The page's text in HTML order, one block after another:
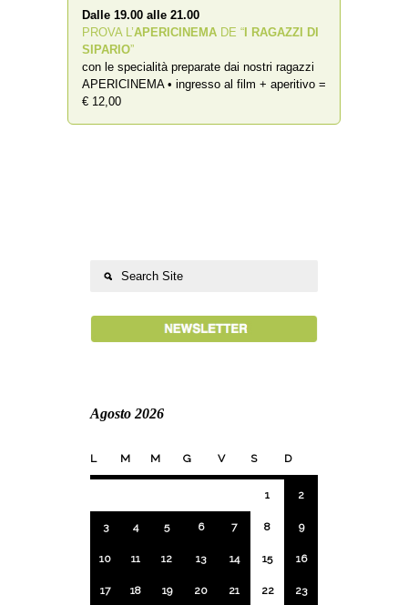
Dalle 19.00 alle 21.00
PROVA L’APERICINEMA DE “ I RAGAZZI DI
SIPARIO”
con le specialità preparate dai nostri ragazzi
APERICINEMA • ingresso al film + aperitivo =
€ 12,00
Agosto 2026
L M M G V S D
1 2
3 4 5 6 7 8 9
10 11 12 13 14 15 16
17 18 19 20 21 22 23